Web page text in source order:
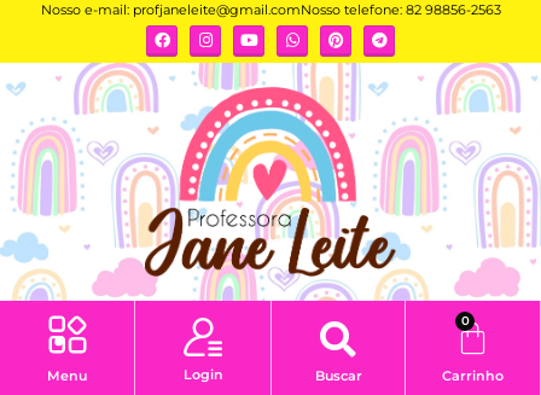
Nosso e-mail: profjaneleite@gmail.comNosso telefone: 82 98856-2563
Menu Login Buscar
0
Carrinho